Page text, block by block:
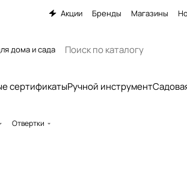
Акции Бренды Магазины
дома и сада
сертификатыРучной инструмент
Отвертки